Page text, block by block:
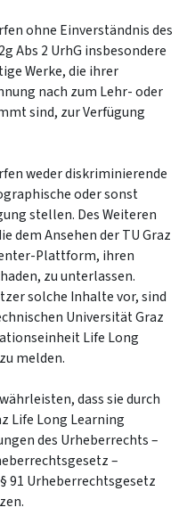
ohne Einverständnis des
Abs 2 UrhG insbesondere
Werke, die ihrer
nach zum Lehr- oder
sind, zur Verfügung
weder diskriminierende
oder sonst
stellen. Des Weiteren
dem Ansehen der TU Graz
Plattform, ihren
zu unterlassen.
solche Inhalte vor, sind
Universität Graz
Life Long
melden.
dass sie durch
Life Long Learning
des Urheberrechts –
–
91 Urheberrechtsgesetz